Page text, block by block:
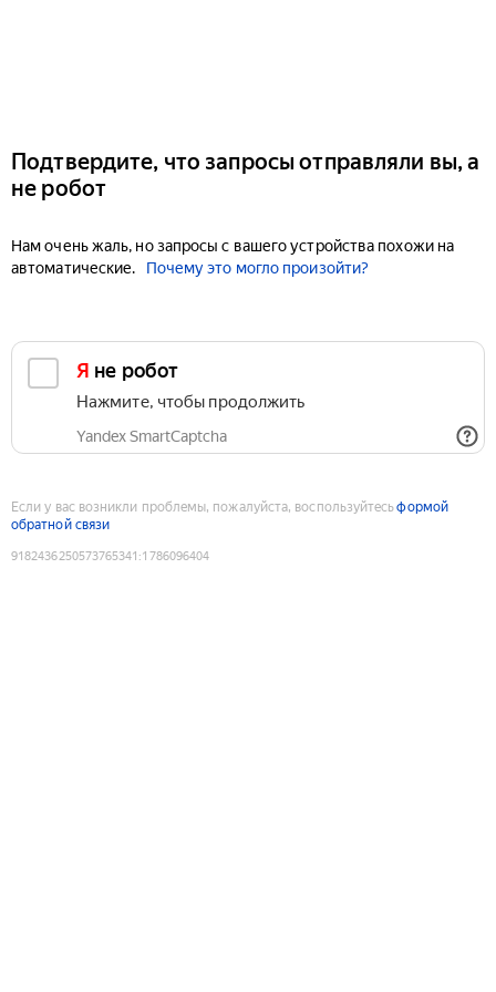
Подтвердите, что запросы отправляли вы, а
не робот
Нам очень жаль, но запросы с вашего устройства похожи на
автоматические.
Почему это могло произойти?
Я не робот
Нажмите, чтобы продолжить
Yandex SmartCaptcha
Если у вас возникли проблемы, пожалуйста, воспользуйтесьформой
обратной связи
9182436250573765341 :1786096404